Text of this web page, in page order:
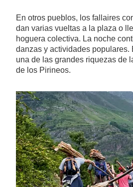
En otros pueblos, los fallaires
dan varias vueltas a la plaza o
hoguera colectiva. La noche
danzas y actividades populares.
una de las grandes riquezas de
de los Pirineos.